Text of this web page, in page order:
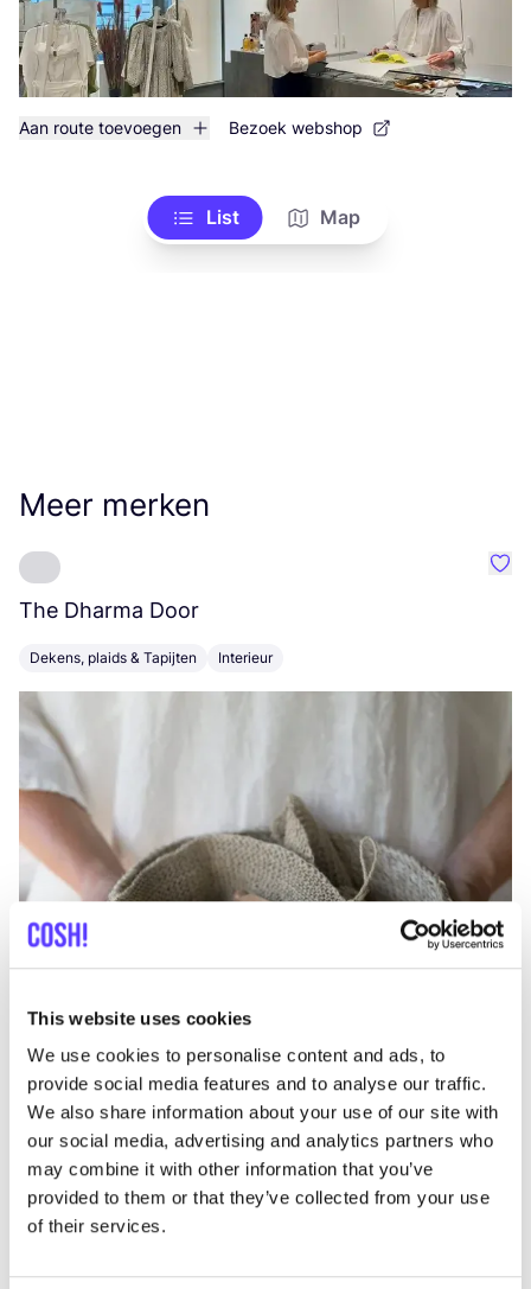
This website uses cookies
We use cookies to personalise content and ads, to
provide social media features and to analyse our traffic.
We also share information about your use of our site with
our social media, advertising and analytics partners who
may combine it with other information that you’ve
provided to them or that they’ve collected from your use
of their services.
Aan route toevoegen Bezoek webshop
List Map
Meer merken
The Dharma Door
Dekens, plaids & Tapijten Interieur